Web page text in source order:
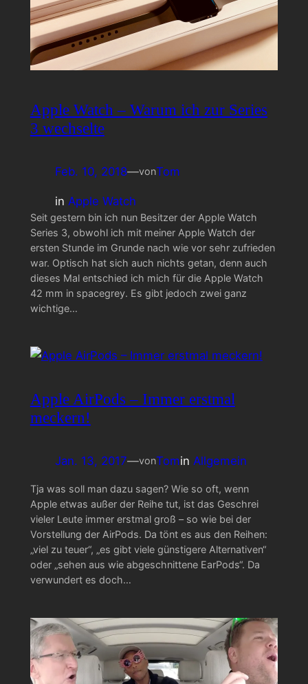
Apple Watch – Warum ich zur Series
3 wechselte
Feb. 10, 2018—vonTom
in Apple Watch
Seit gestern bin ich nun Besitzer der Apple Watch
Series 3, obwohl ich mit meiner Apple Watch der
ersten Stunde im Grunde nach wie vor sehr zufrieden
war. Optisch hat sich auch nichts getan, denn auch
dieses Mal entschied ich mich für die Apple Watch
42 mm in spacegrey. Es gibt jedoch zwei ganz
wichtige…
Apple AirPods – Immer erstmal
meckern!
Jan. 13, 2017—vonTomin Allgemein
Tja was soll man dazu sagen? Wie so oft, wenn
Apple etwas außer der Reihe tut, ist das Geschrei
vieler Leute immer erstmal groß – so wie bei der
Vorstellung der AirPods. Da tönt es aus den Reihen:
„viel zu teuer“, „es gibt viele günstigere Alternativen“
oder „sehen aus wie abgeschnittene EarPods“. Da
verwundert es doch…